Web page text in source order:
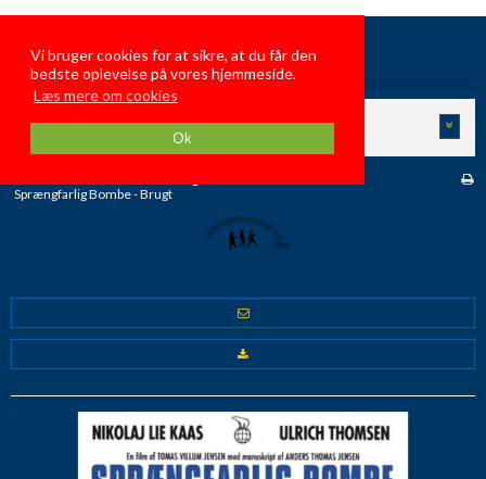
Vi bruger cookies for at sikre, at du får den
bedste oplevelse på vores hjemmeside.
Læs mere om cookies
Ok
GamleDanskeFilmFamiliehygge
KATEGORIER
Sprængfarlig Bombe - Brugt